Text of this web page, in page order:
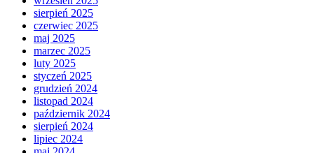
sierpień 2025
czerwiec 2025
maj 2025
marzec 2025
luty 2025
styczeń 2025
grudzień 2024
listopad 2024
październik 2024
sierpień 2024
lipiec 2024